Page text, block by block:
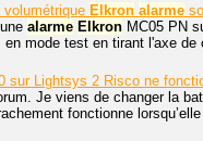
volumétrique Elkron alarme
alarme Elkron MC05 PN
mode test en tirant l'axe de
sur Lightsys 2 Risco ne
Je viens de changer la
fonctionne